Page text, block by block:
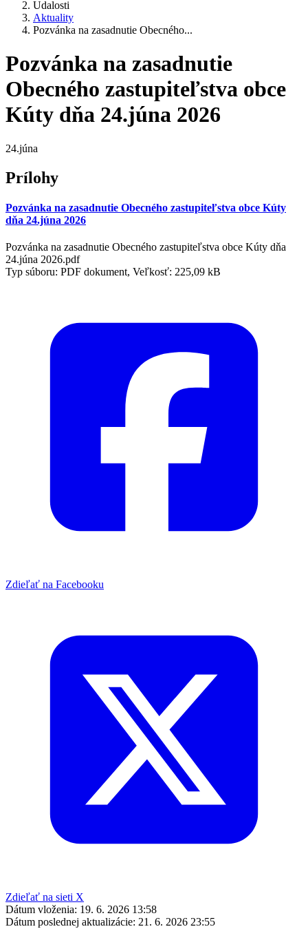
Udalosti
Aktuality
Pozvánka na zasadnutie Obecného...
Pozvánka na zasadnutie
Obecného zastupiteľstva obce
Kúty dňa 24.júna 2026
24.júna
Prílohy
Pozvánka na zasadnutie Obecného zastupiteľstva obce Kúty
dňa 24.júna 2026
Pozvánka na zasadnutie Obecného zastupiteľstva obce Kúty dňa
24.júna 2026.pdf
Typ súboru: PDF dokument, Veľkosť: 225,09 kB
Zdieľať na Facebooku
Zdieľať na sieti X
Dátum vloženia: 19. 6. 2026 13:58
Dátum poslednej aktualizácie: 21. 6. 2026 23:55